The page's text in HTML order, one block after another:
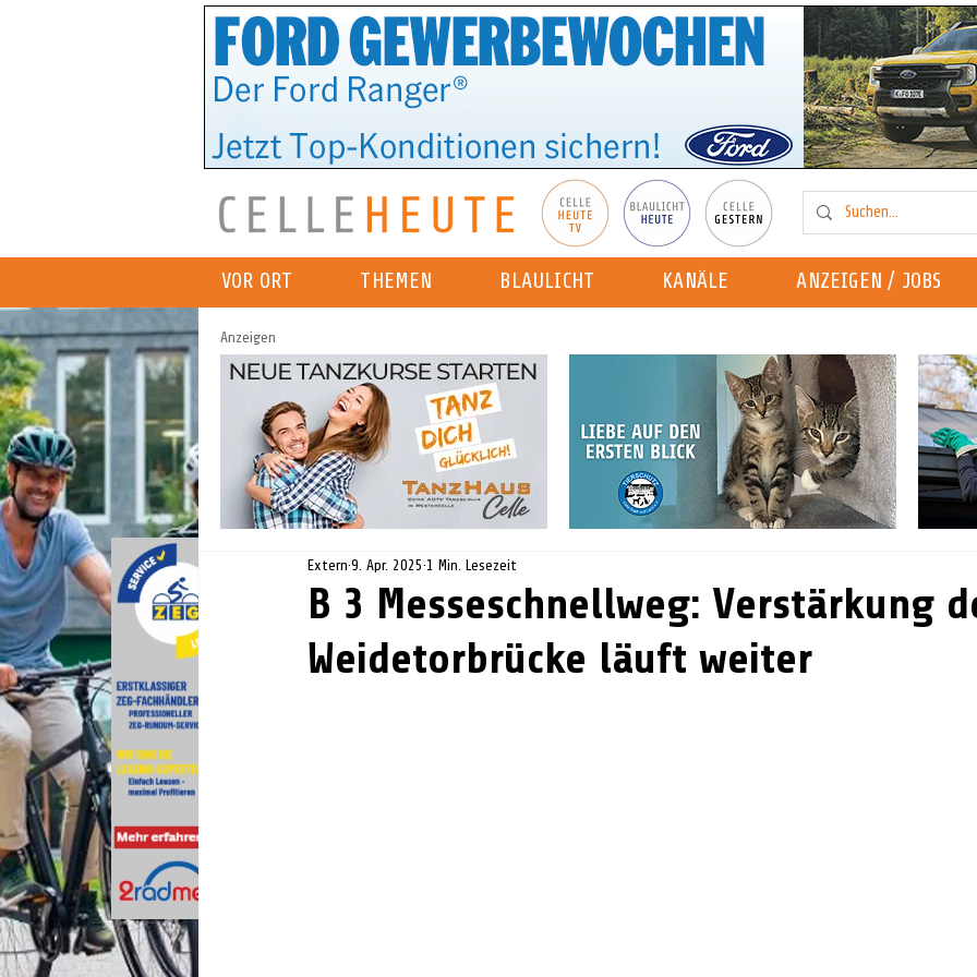
VOR ORT THEMEN BLAULICHT KANÄLE ANZEIGEN / JOBS
Anzeigen
B 3 Messeschnellweg: Verstärkung
Weidetorbrücke läuft weiter
Extern 9. Apr. 2025 1 Min. Lesezeit